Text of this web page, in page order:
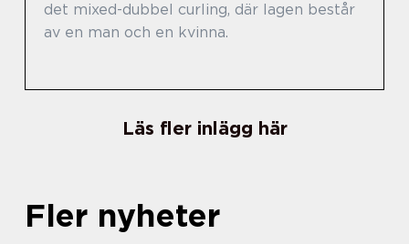
det mixed-dubbel curling, där lagen består
av en man och en kvinna.
Läs fler inlägg här
Fler nyheter